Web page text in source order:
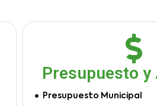
Presupuesto
Presupuesto Municipal